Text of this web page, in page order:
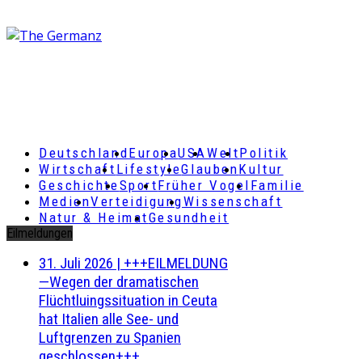
DeutschlandEuropaUSAWeltPolitik
Wirtschaft LifestyleGlaubenKultur
GeschichteSportFrüher Vogel Familie
MedienVerteidigungWissenschaft
Natur & HeimatGesundheit
Eilmeldungen
31. Juli 2026 | +++EILMELDUNG
—Wegen der dramatischen
Flüchtluingssituation in Ceuta
hat Italien alle See- und
Luftgrenzen zu Spanien